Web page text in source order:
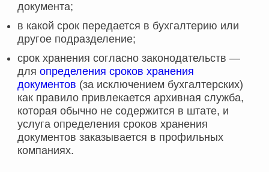
документа;
в какой срок передается в бухгалтерию или
другое подразделение;
срок хранения согласно законодательств —
для определения сроков хранения
документов (за исключением бухгалтерских)
как правило привлекается архивная служба,
которая обычно не содержится в штате, и
услуга определения сроков хранения
документов заказывается в профильных
компаниях.